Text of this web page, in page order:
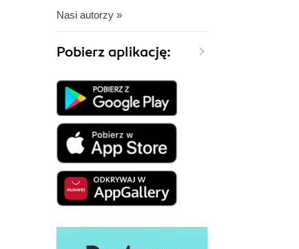
Nasi autorzy »
Pobierz aplikację: